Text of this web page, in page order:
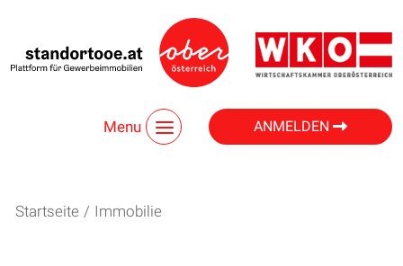
Menu ANMELDEN
Startseite / Immobilie